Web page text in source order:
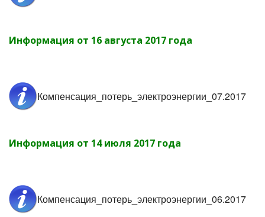
Информация от 16 августа 2017 года
Компенсация_потерь_электроэнергии_07.2017
Информация от 14 июля 2017 года
Компенсация_потерь_электроэнергии_06.2017